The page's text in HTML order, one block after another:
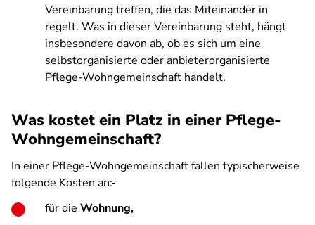
Vereinbarung treffen, die das Miteinander in
regelt. Was in dieser Vereinbarung steht, hängt
insbesondere davon ab, ob es sich um eine
selbstorganisierte oder anbieterorganisierte
Pflege-Wohngemeinschaft handelt.
Was kostet ein Platz in einer Pflege-
Wohngemeinschaft?
In einer Pflege-Wohngemeinschaft fallen typischerweise
folgende Kosten an:
für die Wohnung,